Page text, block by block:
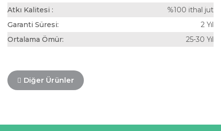
Atkı Kalitesi :
%100 ithal jut
Garanti Süresi:
2 Yıl
Ortalama Ömür:
25-30 Yıl
Diğer Ürünler